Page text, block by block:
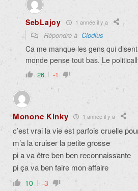
SebLajoy 1 année il y a
Répondre à Clodius
Ca me manque les gens qui
monde pense tout bas. Le
26 -1
Mononc Kinky 1 année il y a
c’est vrai la vie est parfois cruelle
m’a la cruiser la petite grosse
pi a va être ben ben reconnaissante
pi ça va ben faire mon affaire
10 -3